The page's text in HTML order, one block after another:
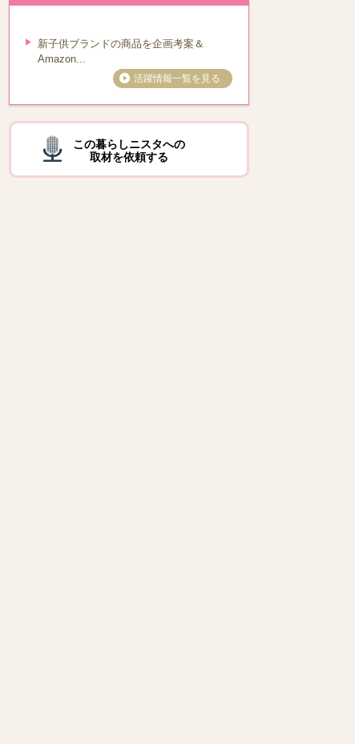
新子供ブランドの商品を企画考案＆
Amazon...
活躍情報一覧を見る
この暮らしニスタへの
取材を依頼する